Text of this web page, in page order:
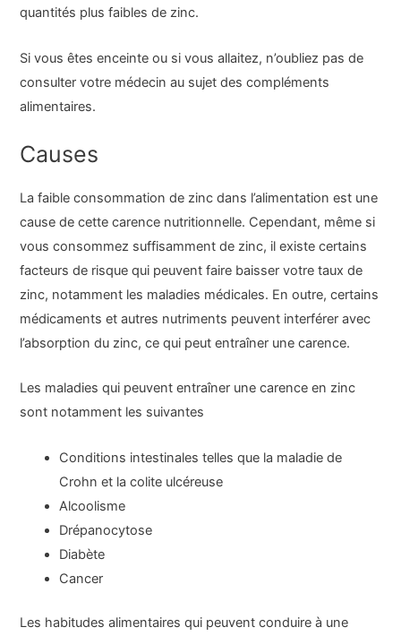
quantités plus faibles de zinc.
Si vous êtes enceinte ou si vous allaitez, n’oubliez pas de
consulter votre médecin au sujet des compléments
alimentaires.
Causes
La faible consommation de zinc dans l’alimentation est une
cause de cette carence nutritionnelle. Cependant, même si
vous consommez suffisamment de zinc, il existe certains
facteurs de risque qui peuvent faire baisser votre taux de
zinc, notamment les maladies médicales. En outre, certains
médicaments et autres nutriments peuvent interférer avec
l’absorption du zinc, ce qui peut entraîner une carence.
Les maladies qui peuvent entraîner une carence en zinc
sont notamment les suivantes
Conditions intestinales telles que la maladie de
Crohn et la colite ulcéreuse
Alcoolisme
Drépanocytose
Diabète
Cancer
Les habitudes alimentaires qui peuvent conduire à une